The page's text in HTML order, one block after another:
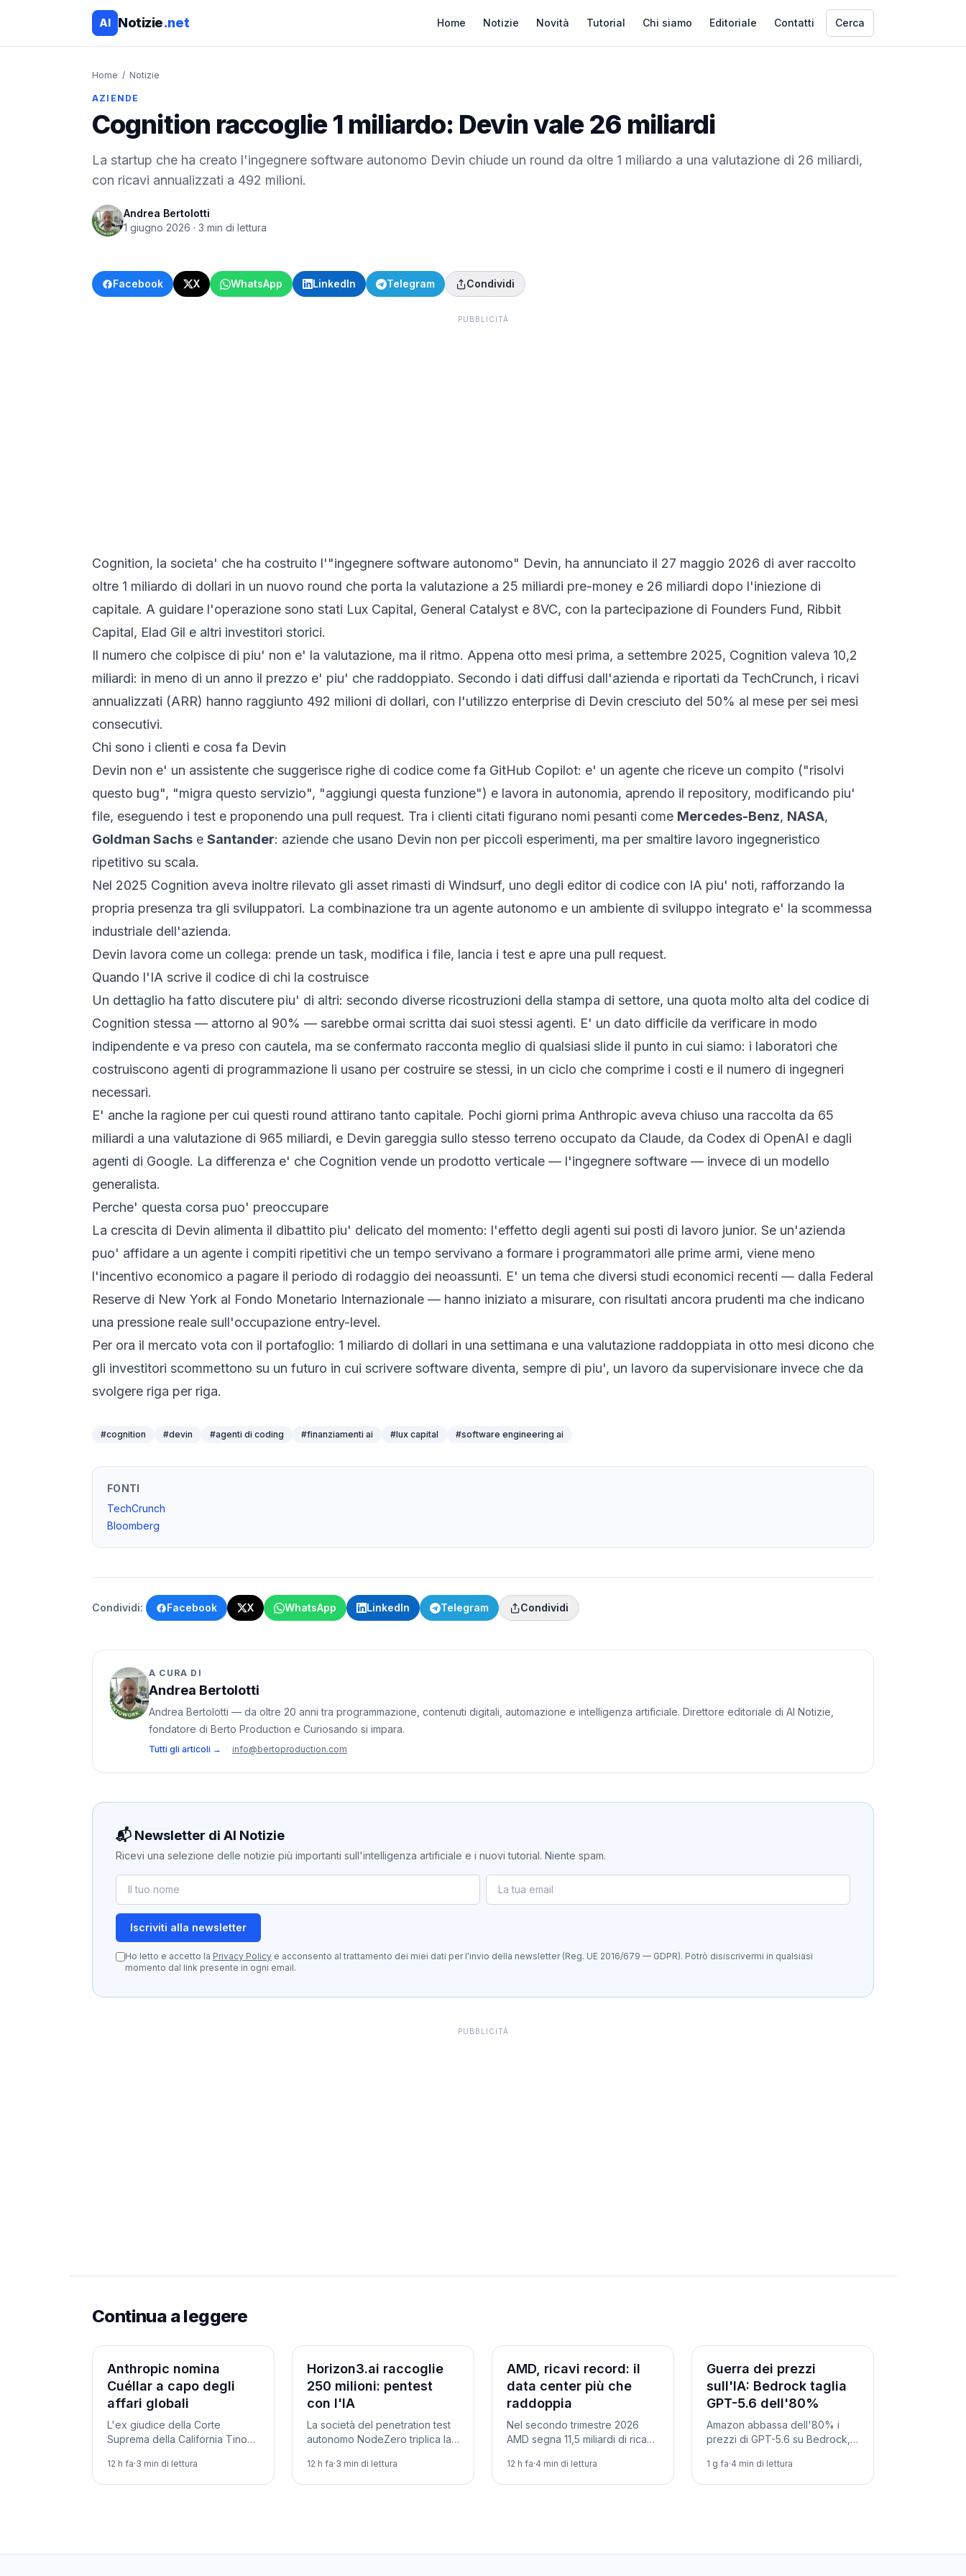
AI Notizie.net Home Notizie Novità Tutorial Chi siamo Editoriale Contatti Cerca
Home / Notizie
AZIENDE
Cognition raccoglie 1 miliardo: Devin vale 26 miliardi
La startup che ha creato l'ingegnere software autonomo Devin chiude un round da oltre 1 miliardo a una valutazione di 26 miliardi,
con ricavi annualizzati a 492 milioni.
Andrea Bertolotti
1 giugno 2026 · 3 min di lettura
Facebook X WhatsApp LinkedIn Telegram Condividi
PUBBLICITÀ
Cognition, la societa' che ha costruito l'"ingegnere software autonomo" Devin, ha annunciato il 27 maggio 2026 di aver raccolto
oltre 1 miliardo di dollari in un nuovo round che porta la valutazione a 25 miliardi pre-money e 26 miliardi dopo l'iniezione di
capitale. A guidare l'operazione sono stati Lux Capital, General Catalyst e 8VC, con la partecipazione di Founders Fund, Ribbit
Capital, Elad Gil e altri investitori storici.
Il numero che colpisce di piu' non e' la valutazione, ma il ritmo. Appena otto mesi prima, a settembre 2025, Cognition valeva 10,2
miliardi: in meno di un anno il prezzo e' piu' che raddoppiato. Secondo i dati diffusi dall'azienda e riportati da TechCrunch, i ricavi
annualizzati (ARR) hanno raggiunto 492 milioni di dollari, con l'utilizzo enterprise di Devin cresciuto del 50% al mese per sei mesi
consecutivi.
Chi sono i clienti e cosa fa Devin
Devin non e' un assistente che suggerisce righe di codice come fa GitHub Copilot: e' un agente che riceve un compito ("risolvi
questo bug", "migra questo servizio", "aggiungi questa funzione") e lavora in autonomia, aprendo il repository, modificando piu'
file, eseguendo i test e proponendo una pull request. Tra i clienti citati figurano nomi pesanti come Mercedes-Benz, NASA,
Goldman Sachs e Santander: aziende che usano Devin non per piccoli esperimenti, ma per smaltire lavoro ingegneristico
ripetitivo su scala.
Nel 2025 Cognition aveva inoltre rilevato gli asset rimasti di Windsurf, uno degli editor di codice con IA piu' noti, rafforzando la
propria presenza tra gli sviluppatori. La combinazione tra un agente autonomo e un ambiente di sviluppo integrato e' la scommessa
industriale dell'azienda.
Devin lavora come un collega: prende un task, modifica i file, lancia i test e apre una pull request.
Quando l'IA scrive il codice di chi la costruisce
Un dettaglio ha fatto discutere piu' di altri: secondo diverse ricostruzioni della stampa di settore, una quota molto alta del codice di
Cognition stessa — attorno al 90% — sarebbe ormai scritta dai suoi stessi agenti. E' un dato difficile da verificare in modo
indipendente e va preso con cautela, ma se confermato racconta meglio di qualsiasi slide il punto in cui siamo: i laboratori che
costruiscono agenti di programmazione li usano per costruire se stessi, in un ciclo che comprime i costi e il numero di ingegneri
necessari.
E' anche la ragione per cui questi round attirano tanto capitale. Pochi giorni prima Anthropic aveva chiuso una raccolta da 65
miliardi a una valutazione di 965 miliardi, e Devin gareggia sullo stesso terreno occupato da Claude, da Codex di OpenAI e dagli
agenti di Google. La differenza e' che Cognition vende un prodotto verticale — l'ingegnere software — invece di un modello
generalista.
Perche' questa corsa puo' preoccupare
La crescita di Devin alimenta il dibattito piu' delicato del momento: l'effetto degli agenti sui posti di lavoro junior. Se un'azienda
puo' affidare a un agente i compiti ripetitivi che un tempo servivano a formare i programmatori alle prime armi, viene meno
l'incentivo economico a pagare il periodo di rodaggio dei neoassunti. E' un tema che diversi studi economici recenti — dalla Federal
Reserve di New York al Fondo Monetario Internazionale — hanno iniziato a misurare, con risultati ancora prudenti ma che indicano
una pressione reale sull'occupazione entry-level.
Per ora il mercato vota con il portafoglio: 1 miliardo di dollari in una settimana e una valutazione raddoppiata in otto mesi dicono che
gli investitori scommettono su un futuro in cui scrivere software diventa, sempre di piu', un lavoro da supervisionare invece che da
svolgere riga per riga.
#cognition #devin #agenti di coding #finanziamenti ai #lux capital #software engineering ai
FONTI
TechCrunch
Bloomberg
Condividi: Facebook X WhatsApp LinkedIn Telegram Condividi
A CURA DI
Andrea Bertolotti
Andrea Bertolotti — da oltre 20 anni tra programmazione, contenuti digitali, automazione e intelligenza artificiale. Direttore editoriale di AI Notizie,
fondatore di Berto Production e Curiosando si impara.
Tutti gli articoli → · info@bertoproduction.com
📬 Newsletter di AI Notizie
Ricevi una selezione delle notizie più importanti sull'intelligenza artificiale e i nuovi tutorial. Niente spam.
Iscriviti alla newsletter
Ho letto e accetto la Privacy Policy e acconsento al trattamento dei miei dati per l'invio della newsletter (Reg. UE 2016/679 — GDPR). Potrò disiscrivermi in qualsiasi
momento dal link presente in ogni email.
PUBBLICITÀ
Continua a leggere
Aziende
Anthropic nomina
Cuéllar a capo degli
affari globali
L'ex giudice della Corte
Suprema della California Tino
relazioni con i governi di
Anthropic, tra le tensioni con
12 h fa·3 min di lettura
Aziende
Horizon3.ai raccoglie
250 milioni: pentest
con l'IA
La società del penetration test
autonomo NodeZero triplica la
un round da 250 milioni, mentre
crescono gli attacchi
12 h fa·3 min di lettura
Aziende
AMD, ricavi record: il
data center più che
raddoppia
Nel secondo trimestre 2026
AMD segna 11,5 miliardi di ricavi
+107%, ma il titolo scende sul
margine lordo sotto le attese.
12 h fa·4 min di lettura
Aziende
Guerra dei prezzi
sull'IA: Bedrock taglia
GPT-5.6 dell'80%
Amazon abbassa dell'80% i
prezzi di GPT-5.6 su Bedrock,
DeepSeek. L'IA generativa
diventa una commodity: chi ci
1 g fa·4 min di lettura